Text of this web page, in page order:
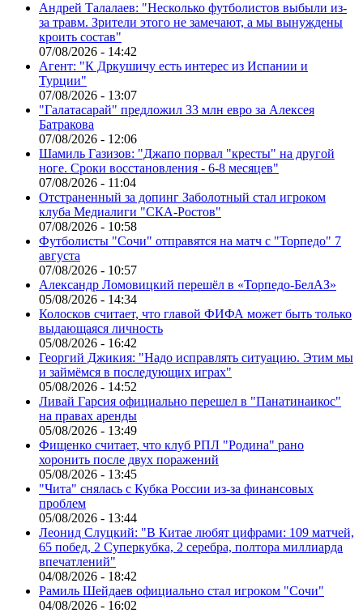
Андрей Талалаев: "Несколько футболистов выбыли из-
за травм. Зрители этого не замечают, а мы вынуждены
кроить состав"
07/08/2026 - 14:42
Агент: "К Дркушичу есть интерес из Испании и
Турции"
07/08/2026 - 13:07
"Галатасарай" предложил 33 млн евро за Алексея
Батракова
07/08/2026 - 12:06
Шамиль Газизов: "Джапо порвал "кресты" на другой
ноге. Сроки восстановления - 6-8 месяцев"
07/08/2026 - 11:04
Отстраненный за допинг Заболотный стал игроком
клуба Медиалиги "СКА-Ростов"
07/08/2026 - 10:58
Футболисты "Сочи" отправятся на матч с "Торпедо" 7
августа
07/08/2026 - 10:57
Александр Ломовицкий перешёл в «Торпедо-БелАЗ»
05/08/2026 - 14:34
Колосков считает, что главой ФИФА может быть только
выдающаяся личность
05/08/2026 - 16:42
Георгий Джикия: "Надо исправлять ситуацию. Этим мы
и займёмся в последующих играх"
05/08/2026 - 14:52
Ливай Гарсия официально перешел в "Панатинаикос"
на правах аренды
05/08/2026 - 13:49
Фищенко считает, что клуб РПЛ "Родина" рано
хоронить после двух поражений
05/08/2026 - 13:45
"Чита" снялась с Кубка России из-за финансовых
проблем
05/08/2026 - 13:44
Леонид Слуцкий: "В Китае любят цифрами: 109 матчей,
65 побед, 2 Суперкубка, 2 серебра, полтора миллиарда
впечатлений"
04/08/2026 - 18:42
Рамиль Шейдаев официально стал игроком "Сочи"
04/08/2026 - 16:02